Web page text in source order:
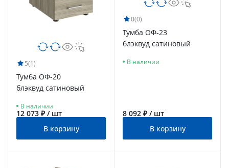
5(1)
Тумба ОФ-20
блэквуд сатиновый
В наличии
12 073 ₽ / шт
В корзину
0(0)
Тумба ОФ-23
блэквуд сатиновый
В наличии
8 092 ₽ / шт
В корзину